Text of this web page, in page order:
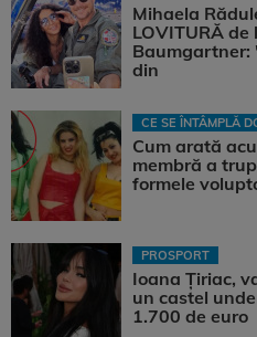
Mihaela
LOVITURĂ
Baumgartner:
din
CE SE ÎNTÂMPLĂ
Cum arată
membră a
formele
PROSPORT
Ioana Țiriac,
un castel
1.700 de euro